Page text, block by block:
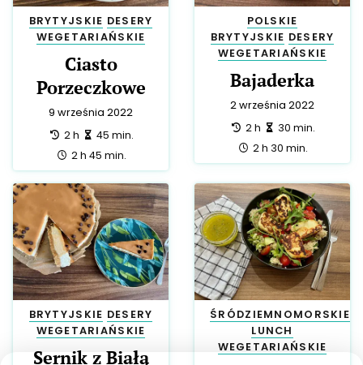
BRYTYJSKIE DESERY
WEGETARIAŃSKIE
Ciasto
Porzeczkowe
9 września 2022
przygotowanie:
2 h zrobienie:
45 min.
całość:
2 h 45 min.
POLSKIE
BRYTYJSKIE DESERY
WEGETARIAŃSKIE
Bajaderka
2 września 2022
przygotowanie:
2 h zrobienie:
30 min.
całość:
2 h 30 min.
BRYTYJSKIE DESERY
WEGETARIAŃSKIE
Sernik z Białą
ŚRÓDZIEMNOMORSKIE
LUNCH
WEGETARIAŃSKIE